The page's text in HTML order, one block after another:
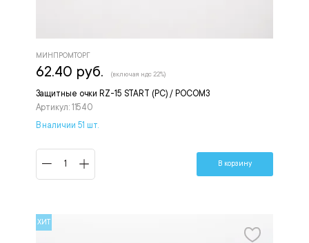
Защитные очки RZ-15 START (PС) / РОСОМЗ
Артикул: 11540
МИНПРОМТОРГ
62.40 руб. (включая ндс 22%)
В наличии 51 шт.
В корзину
ХИТ